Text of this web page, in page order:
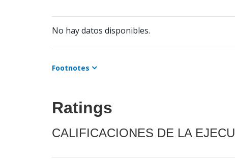
No hay datos disponibles.
Footnotes
Ratings
CALIFICACIONES DE LA